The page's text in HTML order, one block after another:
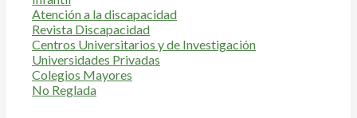
Atención a la discapacidad
Revista Discapacidad
Centros Universitarios y de Investigación
Universidades Privadas
Colegios Mayores
No Reglada